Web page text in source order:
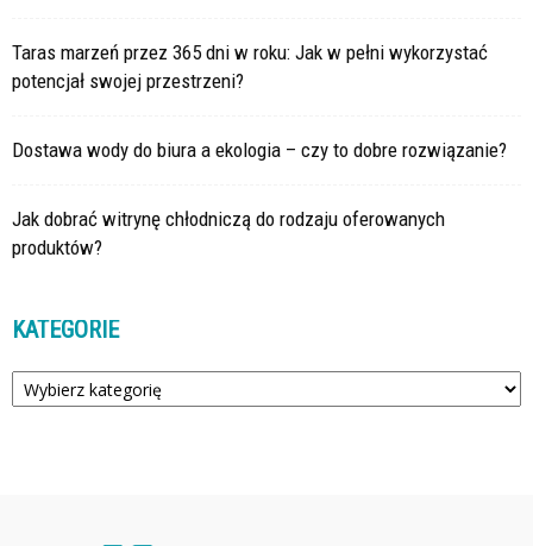
Taras marzeń przez 365 dni w roku: Jak w pełni wykorzystać
potencjał swojej przestrzeni?
Dostawa wody do biura a ekologia – czy to dobre rozwiązanie?
Jak dobrać witrynę chłodniczą do rodzaju oferowanych
produktów?
KATEGORIE
Kategorie